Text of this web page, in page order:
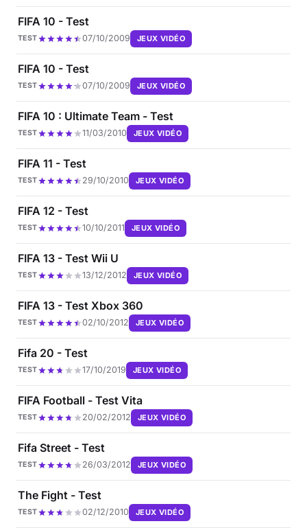
FIFA 10 - Test
TEST 07/10/2009 JEUX VIDÉO
FIFA 10 - Test
TEST 07/10/2009 JEUX VIDÉO
FIFA 10 : Ultimate Team - Test
TEST 11/03/2010 JEUX VIDÉO
FIFA 11 - Test
TEST 29/10/2010 JEUX VIDÉO
FIFA 12 - Test
TEST 10/10/2011 JEUX VIDÉO
FIFA 13 - Test Wii U
TEST 13/12/2012 JEUX VIDÉO
FIFA 13 - Test Xbox 360
TEST 02/10/2012 JEUX VIDÉO
Fifa 20 - Test
TEST 17/10/2019 JEUX VIDÉO
FIFA Football - Test Vita
TEST 20/02/2012 JEUX VIDÉO
Fifa Street - Test
TEST 26/03/2012 JEUX VIDÉO
The Fight - Test
TEST 02/12/2010 JEUX VIDÉO